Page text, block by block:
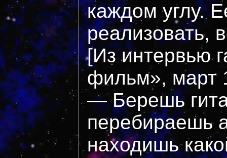
каждом углу.
реализовать,
[Из интервью
фильм», март
— Берешь
перебираешь
находишь